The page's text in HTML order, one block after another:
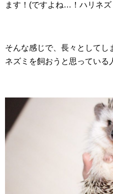
ます！(ですよね…！ハリネ
そんな感じで、長々としてし
ネズミを飼おうと思っている